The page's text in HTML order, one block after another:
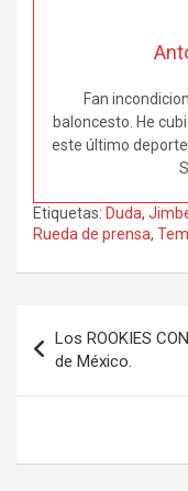
Fan
baloncesto. He
este último
Etiquetas: Duda,
Rueda de prensa,
de
entradas
Los ROOKIES
de México.